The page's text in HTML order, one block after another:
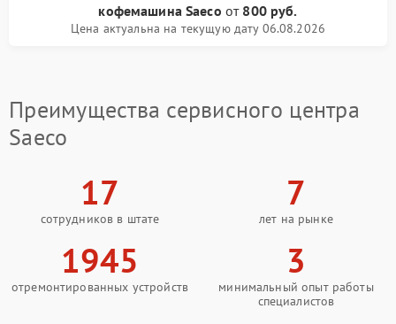
кофемашина Saeco от 800 руб.
Цена актуальна на текущую дату 06.08.2026
Преимущества сервисного центра
Saeco
17
сотрудников в штате
7
лет на рынке
1945
отремонтированных устройств
3
минимальный опыт работы
специалистов